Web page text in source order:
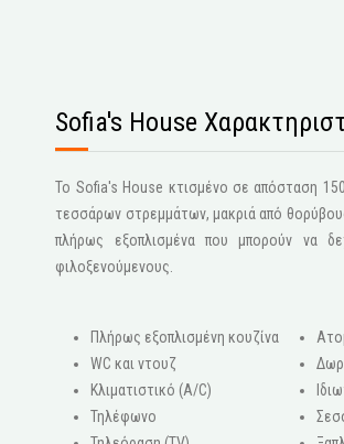
Sofia's House
Το Sofia's House κτισμένο σε απόσταση
τεσσάρων στρεμμάτων, μακριά από
πλήρως εξοπλισμένα που μπορούν να
φιλοξενούμενους.
Πλήρως εξοπλισμένη κουζίνα
WC και ντουζ
Κλιματιστικό (A/C)
Τηλέφωνο